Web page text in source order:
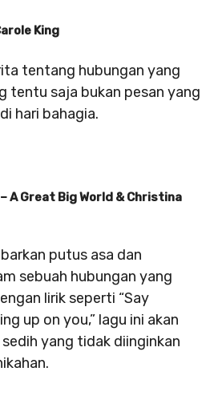
King
tentang hubungan yang
tentu saja bukan pesan yang
hari bahagia.
A Great Big World & Christina
putus asa dan
sebuah hubungan yang
lirik seperti “Say
up on you,” lagu ini akan
yang tidak diinginkan